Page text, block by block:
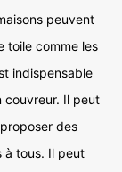
peuvent
toile comme les
indispensable
couvreur. Il peut
des
à tous. Il peut